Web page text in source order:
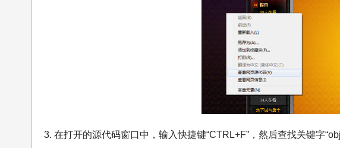
3. 在打开的源代码窗口中，输入快捷键“CTRL+F”，然后查找关键字